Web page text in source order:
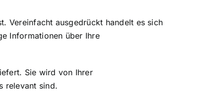
Vereinfacht ausgedrückt handelt es sich
Informationen über Ihre
Sie wird von Ihrer
relevant sind.